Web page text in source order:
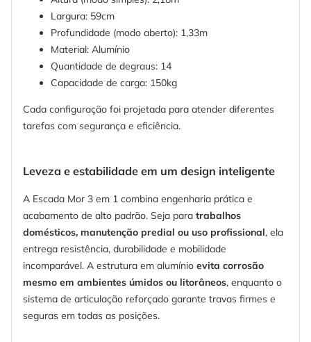
Largura: 59cm
Profundidade (modo aberto): 1,33m
Material: Alumínio
Quantidade de degraus: 14
Capacidade de carga: 150kg
Cada configuração foi projetada para atender diferentes
tarefas com segurança e eficiência.
Leveza e estabilidade em um design inteligente
A Escada Mor 3 em 1 combina engenharia prática e
acabamento de alto padrão. Seja para trabalhos
domésticos, manutenção predial ou uso profissional, ela
entrega resistência, durabilidade e mobilidade
incomparável. A estrutura em alumínio evita corrosão
mesmo em ambientes úmidos ou litorâneos, enquanto o
sistema de articulação reforçado garante travas firmes e
seguras em todas as posições.